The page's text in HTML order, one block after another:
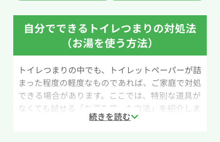
自分でできるトイレつまりの対処法
（お湯を使う方法）
トイレつまりの中でも、トイレットペーパーが詰
まった程度の軽度なものであれば、ご家庭で対処
できる場合があります。ここでは、特別な道具が
なくても試せる「お湯を使った方法」を紹介しま